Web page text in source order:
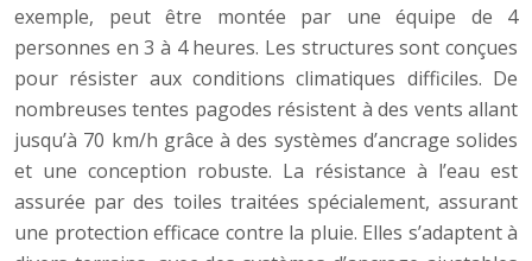
exemple, peut être montée par une équipe de 4
personnes en 3 à 4 heures. Les structures sont conçues
pour résister aux conditions climatiques difficiles. De
nombreuses tentes pagodes résistent à des vents allant
jusqu’à 70 km/h grâce à des systèmes d’ancrage solides
et une conception robuste. La résistance à l’eau est
assurée par des toiles traitées spécialement, assurant
une protection efficace contre la pluie. Elles s’adaptent à